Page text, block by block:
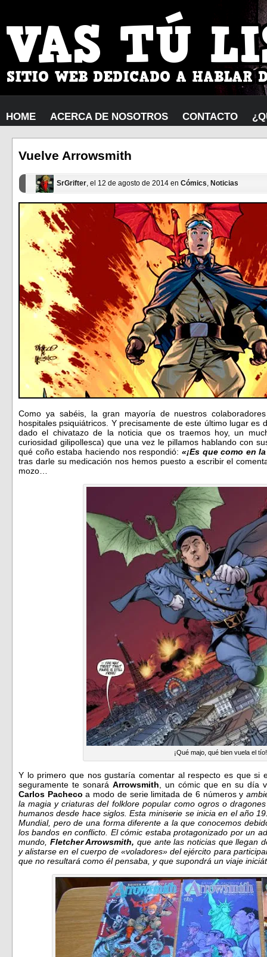
HOME ACERCA DE NOSOTROS CONTACTO
Vuelve Arrowsmith
SrGrifter, el 12 de agosto de 2014 en Cómics, Noticias
Como ya sabéis, la gran mayoría de nuestros
hospitales psiquiátricos. Y precisamente de este último lugar es
dado el chivatazo de la noticia que os traemos hoy, un
curiosidad gilipollesca) que una vez le pillamos hablando con
qué coño estaba haciendo nos respondió: «¡Es que como en
tras darle su medicación nos hemos puesto a escribir el
mozo…
¡Qué majo, qué bien vuela el tío!
Y lo primero que nos gustaría comentar al respecto es que si
seguramente te sonará Arrowsmith , un cómic que en su día
Carlos Pacheco a modo de serie limitada de 6 números y
la magia y criaturas del folklore popular como ogros o
humanos desde hace siglos. Esta miniserie se inicia en el año
Mundial, pero de una forma diferente a la que conocemos
los bandos en conflicto. El cómic estaba protagonizado por un
mundo, Fletcher Arrowsmith, que ante las noticias que llegan
y alistarse en el cuerpo de «voladores» del ejército para
que no resultará como él pensaba, y que supondrá un viaje